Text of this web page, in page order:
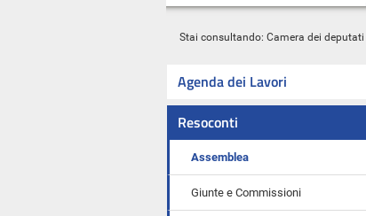
Stai consultando: Camera dei deputati
Agenda dei Lavori
Resoconti
Assemblea
Giunte e Commissioni